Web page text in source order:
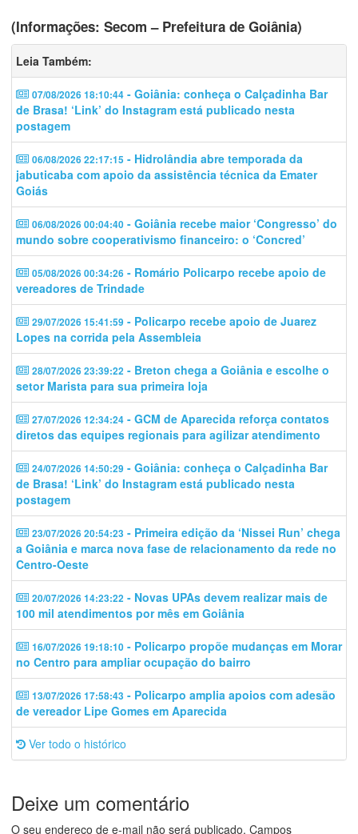
(Informações: Secom – Prefeitura de Goiânia)
Leia Também:
07/08/2026 18:10:44 - Goiânia: conheça o Calçadinha Bar
de Brasa! ‘Link’ do Instagram está publicado nesta
postagem
06/08/2026 22:17:15 - Hidrolândia abre temporada da
jabuticaba com apoio da assistência técnica da Emater
Goiás
06/08/2026 00:04:40 - Goiânia recebe maior ‘Congresso’ do
mundo sobre cooperativismo financeiro: o ‘Concred’
05/08/2026 00:34:26 - Romário Policarpo recebe apoio de
vereadores de Trindade
29/07/2026 15:41:59 - Policarpo recebe apoio de Juarez
Lopes na corrida pela Assembleia
28/07/2026 23:39:22 - Breton chega a Goiânia e escolhe o
setor Marista para sua primeira loja
27/07/2026 12:34:24 - GCM de Aparecida reforça contatos
diretos das equipes regionais para agilizar atendimento
24/07/2026 14:50:29 - Goiânia: conheça o Calçadinha Bar
de Brasa! ‘Link’ do Instagram está publicado nesta
postagem
23/07/2026 20:54:23 - Primeira edição da ‘Nissei Run’ chega
a Goiânia e marca nova fase de relacionamento da rede no
Centro-Oeste
20/07/2026 14:23:22 - Novas UPAs devem realizar mais de
100 mil atendimentos por mês em Goiânia
16/07/2026 19:18:10 - Policarpo propõe mudanças em Morar
no Centro para ampliar ocupação do bairro
13/07/2026 17:58:43 - Policarpo amplia apoios com adesão
de vereador Lipe Gomes em Aparecida
Ver todo o histórico
Deixe um comentário
O seu endereço de e-mail não será publicado. Campos